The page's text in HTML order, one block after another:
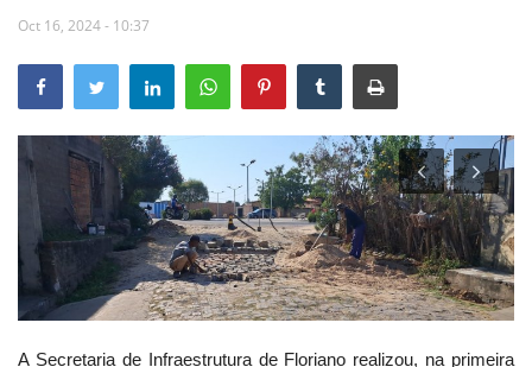
Floriano
Secretarias e Órgãos
Mural de Licitações
Notícias
Vídeos
Webmail
Oct 16, 2024 - 10:37
A Secretaria de Infraestrutura de Floriano realizou, na primeira